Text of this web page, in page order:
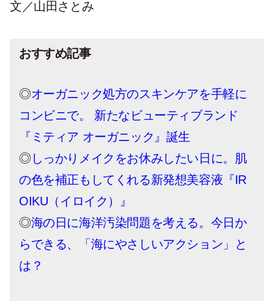
文／山田さとみ
おすすめ記事
◎オーガニック処方のスキンケアを手軽に
コンビニで。 新たなビューティブランド
『ミティア オーガニック』誕生
◎ しっかりメイクをお休みしたい日に。肌
の色を補正もしてくれる新発想美容液『IR
OIKU（イロイク）』
◎海の日に海洋汚染問題を考える。今日か
らできる、「海にやさしいアクション」と
は？